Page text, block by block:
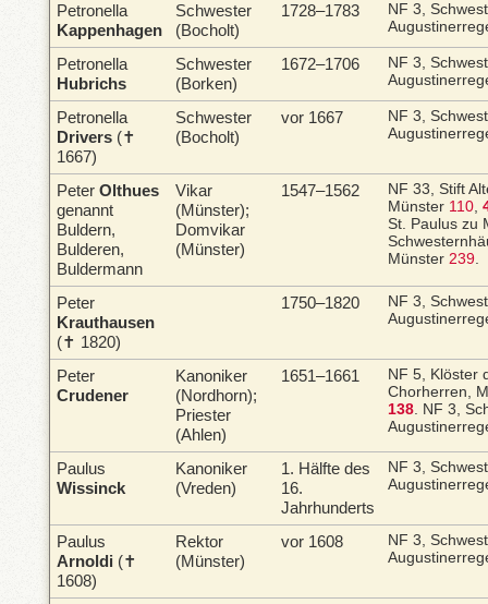
Petronella
Kappenhagen
Schwester
(Bocholt)
1728–1783
NF 3,
Petronella
Hubrichs
Schwester
(Borken)
1672–1706
NF 3,
Petronella
Drivers (✝
1667)
Schwester
(Bocholt)
vor 1667
NF 3,
Peter Olthues
genannt
Buldern,
Bulderen,
Buldermann
Vikar
(Münster);
Domvikar
(Münster)
1547–1562
NF 33, Stift
Münster 110,
St. Paulus zu
Münster 239.
Peter
Krauthausen
(✝ 1820)
1750–1820
NF 3,
Peter
Crudener
Kanoniker
(Nordhorn);
Priester
(Ahlen)
1651–1661
NF 5, Klöster
Chorherren,
138. NF 3,
Paulus
Wissinck
Kanoniker
(Vreden)
1. Hälfte des
16.
Jahrhunderts
NF 3,
Paulus
Arnoldi (✝
1608)
Rektor
(Münster)
vor 1608
NF 3,